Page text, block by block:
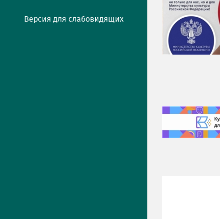
Версия для слабовидящих